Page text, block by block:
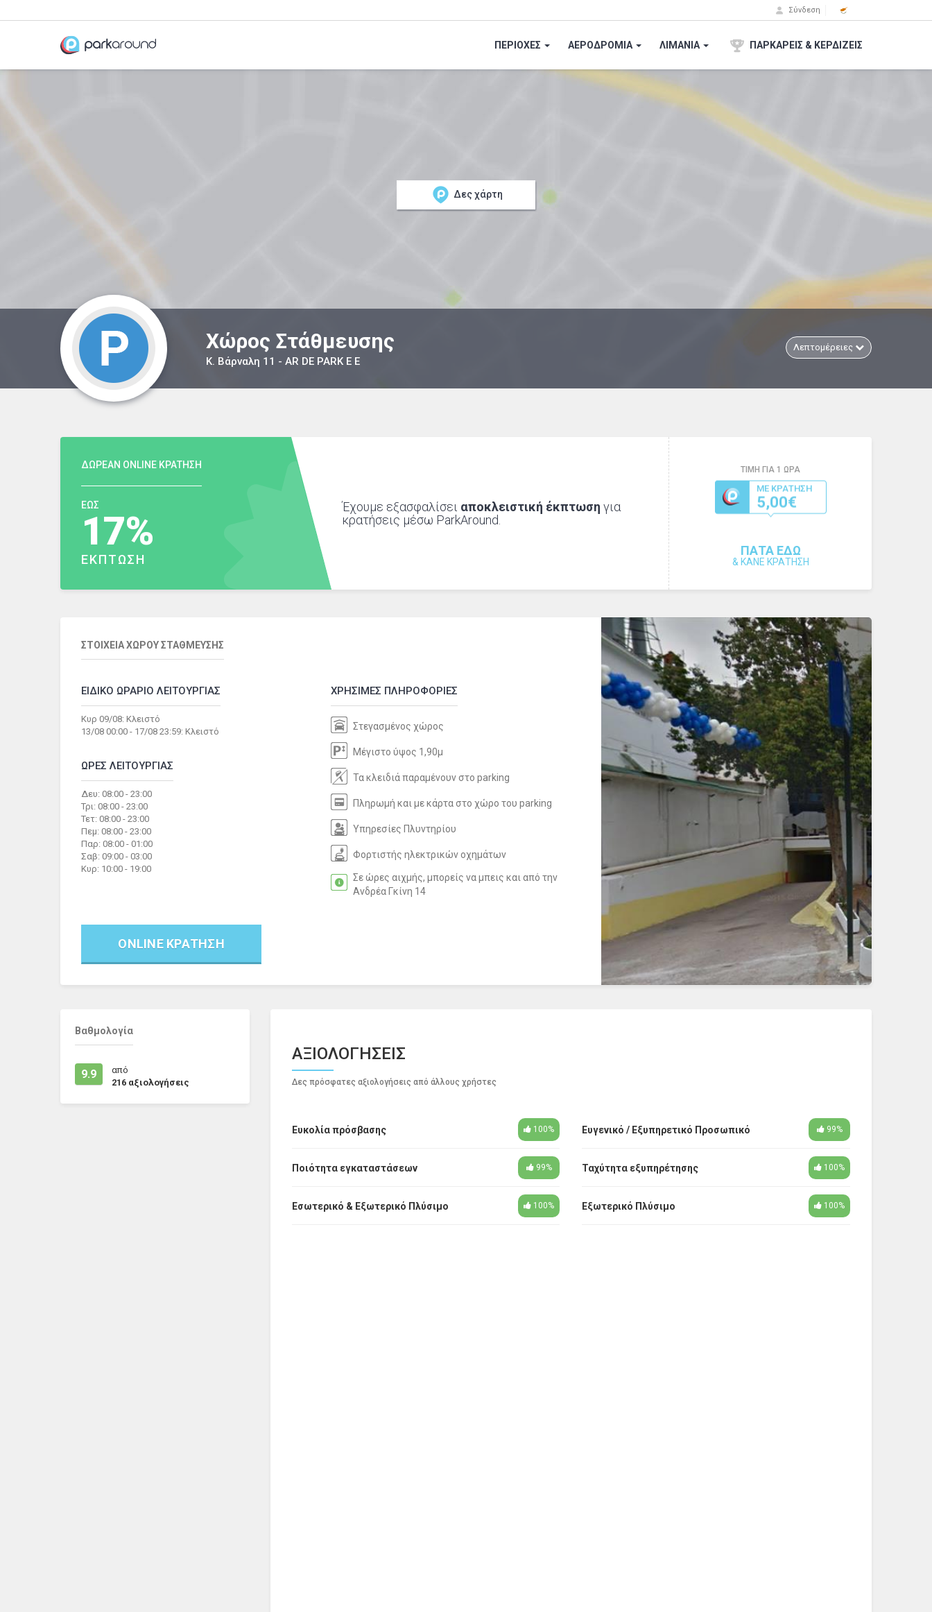
Σύνδεση
ΠΕΡΙΟΧΕΣ ΑΕΡΟΔΡΟΜΙA ΛΙΜΑΝΙΑ ΠΑΡΚΑΡΕΙΣ & ΚΕΡΔΙΖΕΙΣ
Δες χάρτη
Χώρος Στάθμευσης
Κ. Βάρναλη 11 - AR DE PARK Ε Ε
Λεπτομέρειες
ΔΩΡΕΑΝ ONLINE ΚΡΑΤΗΣΗ
ΕΩΣ
17%
ΕΚΠΤΩΣΗ
Έχουμε εξασφαλίσει αποκλειστική έκπτωση για
κρατήσεις μέσω ParkAround.
ΤΙΜΗ ΓΙΑ 1 ΩΡΑ
ΜΕ ΚΡΑΤΗΣΗ
5,00€
ΠΑΤΑ ΕΔΩ
& ΚΑΝΕ ΚΡΑΤΗΣΗ
ΣΤΟΙΧΕΙΑ ΧΩΡΟΥ ΣΤΑΘΜΕΥΣΗΣ
ΕΙΔΙΚΟ ΩΡΑΡΙΟ ΛΕΙΤΟΥΡΓΙΑΣ
Κυρ 09/08: Κλειστό
13/08 00:00 - 17/08 23:59: Κλειστό
ΩΡΕΣ ΛΕΙΤΟΥΡΓΙΑΣ
Δευ: 08:00 - 23:00
Τρι: 08:00 - 23:00
Τετ: 08:00 - 23:00
Πεμ: 08:00 - 23:00
Παρ: 08:00 - 01:00
Σαβ: 09:00 - 03:00
Κυρ: 10:00 - 19:00
ΧΡΗΣΙΜΕΣ ΠΛΗΡΟΦΟΡΙΕΣ
Στεγασμένος χώρος
Μέγιστο ύψος 1,90μ
Τα κλειδιά παραμένουν στο parking
Πληρωμή και με κάρτα στο χώρο του parking
Υπηρεσίες Πλυντηρίου
Φορτιστής ηλεκτρικών οχημάτων
Σε ώρες αιχμής, μπορείς να μπεις και από την
Ανδρέα Γκίνη 14
ONLINE ΚΡΑΤΗΣΗ
Βαθμολογία
9.9
από
216 αξιολογήσεις
ΑΞΙΟΛΟΓΗΣΕΙΣ
Δες πρόσφατες αξιολογήσεις από άλλους χρήστες
Ευκολία πρόσβασης 100% Ευγενικό / Εξυπηρετικό Προσωπικό 99%
Ποιότητα εγκαταστάσεων 99% Ταχύτητα εξυπηρέτησης 100%
Εσωτερικό & Εξωτερικό Πλύσιμο 100% Εξωτερικό Πλύσιμο 100%